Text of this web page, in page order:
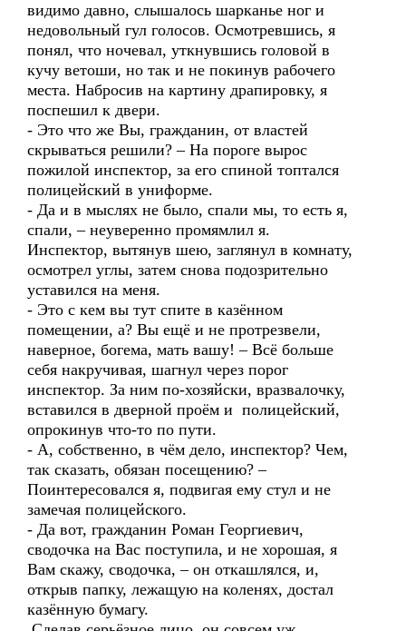
видимо давно, слышалось шарканье ног и
недовольный гул голосов. Осмотревшись, я
понял, что ночевал, уткнувшись головой в
кучу ветоши, но так и не покинув рабочего
места. Набросив на картину драпировку, я
поспешил к двери.
- Это что же Вы, гражданин, от властей
скрываться решили? – На пороге вырос
пожилой инспектор, за его спиной топтался
полицейский в униформе.
- Да и в мыслях не было, спали мы, то есть я,
спали, – неуверенно промямлил я.
Инспектор, вытянув шею, заглянул в комнату,
осмотрел углы, затем снова подозрительно
уставился на меня.
- Это с кем вы тут спите в казённом
помещении, а? Вы ещё и не протрезвели,
наверное, богема, мать вашу! – Всё больше
себя накручивая, шагнул через порог
инспектор. За ним по-хозяйски, вразвалочку,
вставился в дверной проём и полицейский,
опрокинув что-то по пути.
- А, собственно, в чём дело, инспектор? Чем,
так сказать, обязан посещению? –
Поинтересовался я, подвигая ему стул и не
замечая полицейского.
- Да вот, гражданин Роман Георгиевич,
сводочка на Вас поступила, и не хорошая, я
Вам скажу, сводочка, – он откашлялся, и,
открыв папку, лежащую на коленях, достал
казённую бумагу.